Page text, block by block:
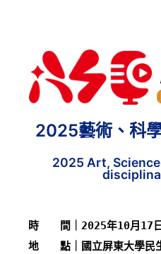
2025藝術、科
2025 Art,
時　　間｜2025年10月17
地　　點｜國立屏東大學民